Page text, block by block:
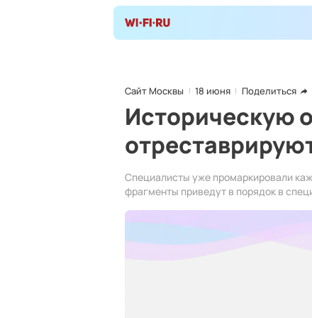
Сайт Москвы 18 июня Поделиться
Историческую
Специалисты уже промаркировали
фрагменты приведут в порядок в